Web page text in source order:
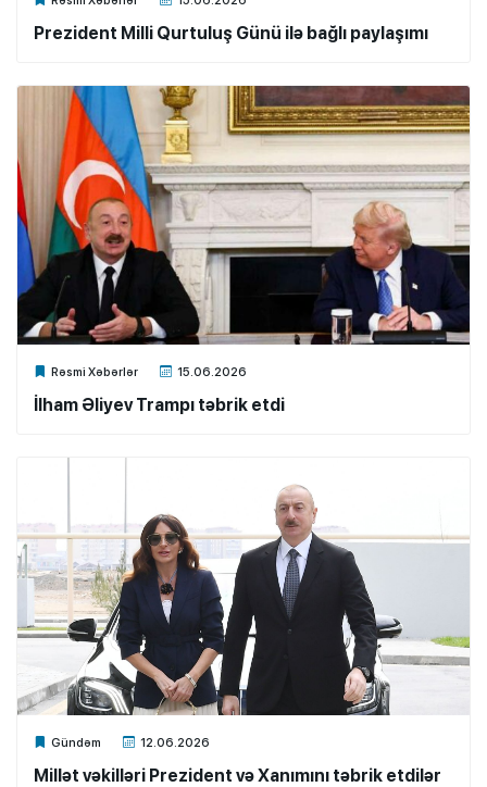
Prezident Milli Qurtuluş Günü ilə bağlı paylaşımı
Rəsmi Xəbərlər 15.06.2026
Xalq.Online
İlham Əliyev Trampı təbrik etdi
Gündəm 12.06.2026
Xalq.Online
Millət vəkilləri Prezident və Xanımını təbrik etdilər